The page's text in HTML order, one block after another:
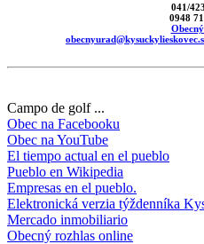
041/
0948
Campo de golf ...
Obec na Facebooku
Obec na YouTube
El tiempo actual en el pueblo
Pueblo en Wikipedia
Empresas en el pueblo.
Elektronická verzia týždenníka
Mercado inmobiliario
Obecný rozhlas online